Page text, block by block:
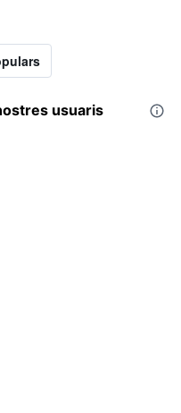
usuaris